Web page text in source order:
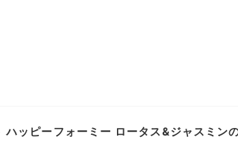
ハッピーフォーミー ロータス&ジャスミン